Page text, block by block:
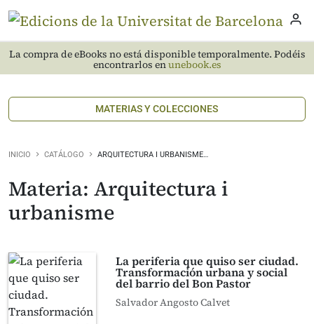
La compra de eBooks no está disponible temporalmente. Podéis
encontrarlos enunebook.es
MATERIAS Y COLECCIONES
INICIO CATÁLOGO ARQUITECTURA I URBANISME…
Materia: Arquitectura i
urbanisme
La periferia que quiso ser ciudad.
Transformación urbana y social
del barrio del Bon Pastor
Salvador Angosto Calvet